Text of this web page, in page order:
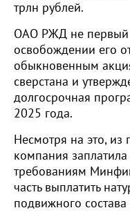
трлн рублей.
ОАО РЖД не первый
освобождении его
обыкновенным
сверстана и
долгосрочная
2025 года.
Несмотря на это,
компания
требованиям
часть выплатить
подвижного